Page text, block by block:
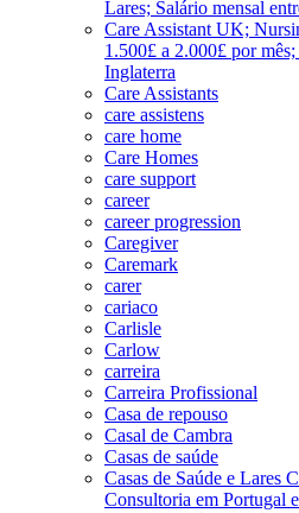
Lares; Salário mensal
Care Assistant UK;
1.500£ a 2.000£ por
Inglaterra
Care Assistants
care assistens
care home
Care Homes
care support
career
career progression
Caregiver
Caremark
carer
cariaco
Carlisle
Carlow
carreira
Carreira Profissional
Casa de repouso
Casal de Cambra
Casas de saúde
Casas de Saúde e Lares
Consultoria em Portugal